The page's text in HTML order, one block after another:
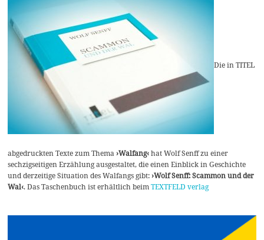
Die in TITEL
abgedruckten Texte zum Thema›Walfang‹hat Wolf Senff zu einer
sechzigseitigen Erzählung ausgestaltet, die einen Einblick in Geschichte
und derzeitige Situation des Walfangs gibt:›Wolf Senff: Scammon und der
Wal‹. Das Taschenbuch ist erhältlich beimTEXTFELD verlag